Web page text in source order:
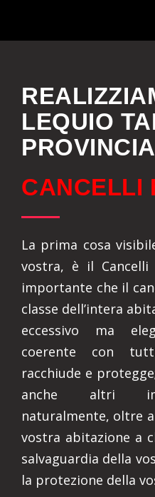
LEQUIO
CANCELLI
La prima cosa
vostra, è il
importante che il
classe dell’intera
eccessivo ma
coerente con
racchiude e
anche altri
naturalmente, oltre
vostra abitazione a
salvaguardia della
la protezione della